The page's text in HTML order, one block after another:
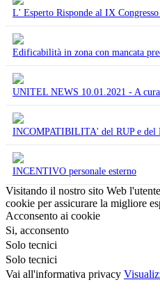
L' Esperto Risponde al IX
Edificabilità in zona con mancata
UNITEL NEWS 10.01.2021 - A
INCOMPATIBILITA' del RUP e del
INCENTIVO personale esterno
Visitando il nostro sito Web
cookie per assicurare la migliore
Acconsento ai cookie
Si, acconsento
Solo tecnici
Solo tecnici
Vai all'informativa privacy